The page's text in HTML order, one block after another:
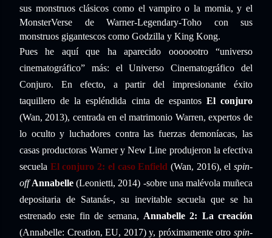
sus monstruos clásicos como el vampiro o la momia, y el
MonsterVerse de Warner-Legendary-Toho con sus
monstruos gigantescos como Godzilla y King Kong.
Pues he aquí que ha aparecido ooooootro “universo
cinematográfico” más: el Universo Cinematográfico del
Conjuro. En efecto, a partir del impresionante éxito
taquillero de la espléndida cinta de espantos El conjuro
(Wan, 2013), centrada en el matrimonio Warren, expertos de
lo oculto y luchadores contra las fuerzas demoníacas, las
casas productoras Warner y New Line produjeron la efectiva
secuela El conjuro 2: el caso Enfield (Wan, 2016), elspin-
off Annabelle (Leonietti, 2014) -sobre una malévola muñeca
depositaria de Satanás-, su inevitable secuela que se ha
estrenado este fin de semana, Annabelle 2: La creación
(Annabelle: Creation, EU, 2017) y, próximamente otro spin-